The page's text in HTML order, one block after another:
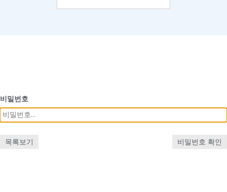
비밀번호
목록보기 비밀번호 확인